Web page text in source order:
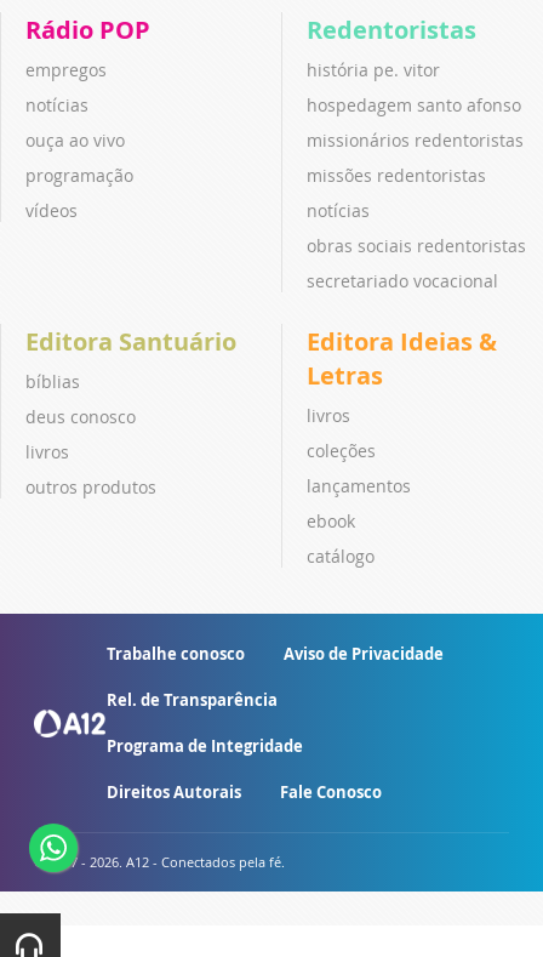
Rádio POP
empregos
notícias
ouça ao vivo
programação
vídeos
Redentoristas
história pe. vitor
hospedagem santo afonso
missionários redentoristas
missões redentoristas
notícias
obras sociais redentoristas
secretariado vocacional
Editora Santuário
bíblias
deus conosco
livros
outros produtos
Editora Ideias &
Letras
livros
coleções
lançamentos
ebook
catálogo
Trabalhe conosco Aviso de Privacidade
Rel. de Transparência
Programa de Integridade
Direitos Autorais Fale Conosco
© 2007 - 2026. A12 - Conectados pela fé.